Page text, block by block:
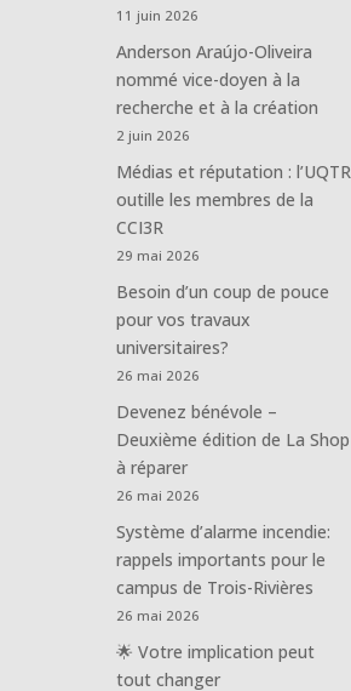
11 juin 2026
Anderson Araújo-Oliveira
nommé vice-doyen à la
recherche et à la création
2 juin 2026
Médias et réputation : l’UQTR
outille les membres de la
CCI3R
29 mai 2026
Besoin d’un coup de pouce
pour vos travaux
universitaires?
26 mai 2026
Devenez bénévole –
Deuxième édition de La Shop
à réparer
26 mai 2026
Système d’alarme incendie:
rappels importants pour le
campus de Trois-Rivières
26 mai 2026
🌟 Votre implication peut
tout changer